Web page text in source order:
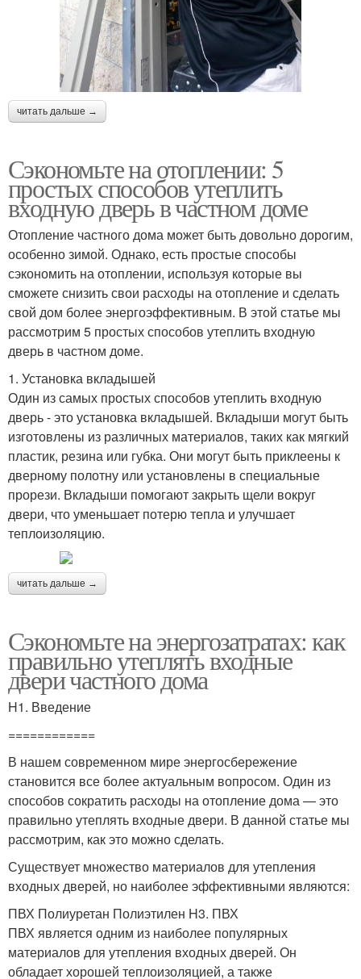
читать дальше →
Сэкономьте на отоплении: 5
простых способов утеплить
входную дверь в частном доме
Отопление частного дома может быть довольно дорогим,
особенно зимой. Однако, есть простые способы
сэкономить на отоплении, используя которые вы
сможете снизить свои расходы на отопление и сделать
свой дом более энергоэффективным. В этой статье мы
рассмотрим 5 простых способов утеплить входную
дверь в частном доме.
1. Установка вкладышей
Один из самых простых способов утеплить входную
дверь - это установка вкладышей. Вкладыши могут быть
изготовлены из различных материалов, таких как мягкий
пластик, резина или губка. Они могут быть приклеены к
дверному полотну или установлены в специальные
прорези. Вкладыши помогают закрыть щели вокруг
двери, что уменьшает потерю тепла и улучшает
теплоизоляцию.
читать дальше →
Сэкономьте на энергозатратах: как
правильно утеплять входные
двери частного дома
H1. Введение
============
В нашем современном мире энергосбережение
становится все более актуальным вопросом. Один из
способов сократить расходы на отопление дома — это
правильно утеплять входные двери. В данной статье мы
рассмотрим, как это можно сделать.
Существует множество материалов для утепления
входных дверей, но наиболее эффективными являются:
ПВХ Полиуретан Полиэтилен H3. ПВХ
ПВХ является одним из наиболее популярных
материалов для утепления входных дверей. Он
обладает хорошей теплоизоляцией, а также